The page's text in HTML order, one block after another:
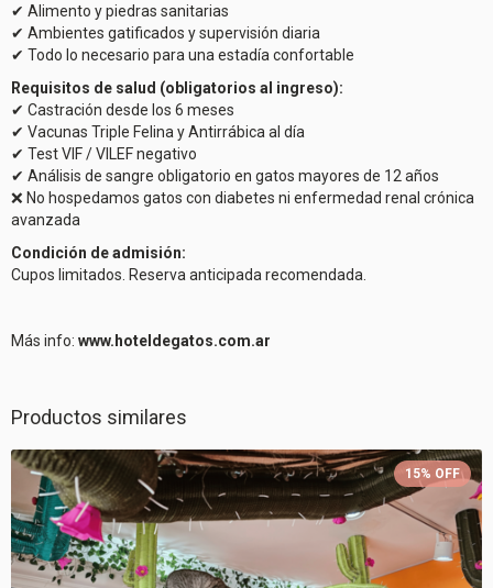
✔ Alimento y piedras sanitarias
✔ Ambientes gatificados y supervisión diaria
✔ Todo lo necesario para una estadía confortable
Requisitos de salud (obligatorios al ingreso):
✔ Castración desde los 6 meses
✔ Vacunas Triple Felina y Antirrábica al día
✔ Test VIF / VILEF negativo
✔ Análisis de sangre obligatorio en gatos mayores de 12 años
❌ No hospedamos gatos con diabetes ni enfermedad renal crónica
avanzada
Condición de admisión:
Cupos limitados. Reserva anticipada recomendada.
Más info: www.hoteldegatos.com.ar
Productos similares
15% OFF